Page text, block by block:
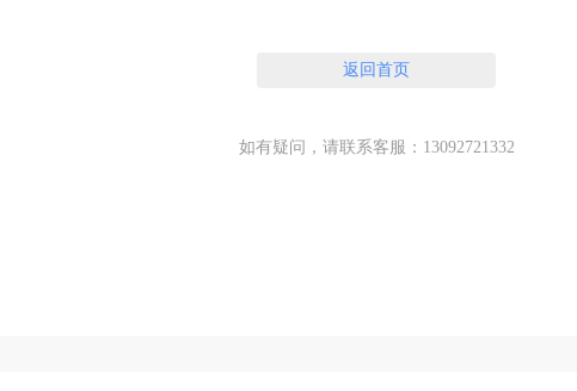
返回首页
如有疑问，请联系客服：13092721332